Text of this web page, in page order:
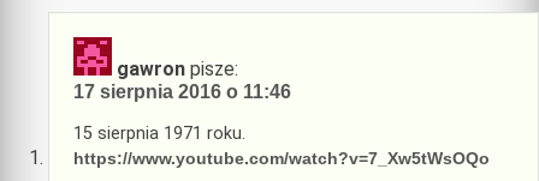
gawron pisze:
17 sierpnia 2016 o 11:46
15 sierpnia 1971 roku.
https://www.youtube.com/watch?v=7_Xw5tWsOQo